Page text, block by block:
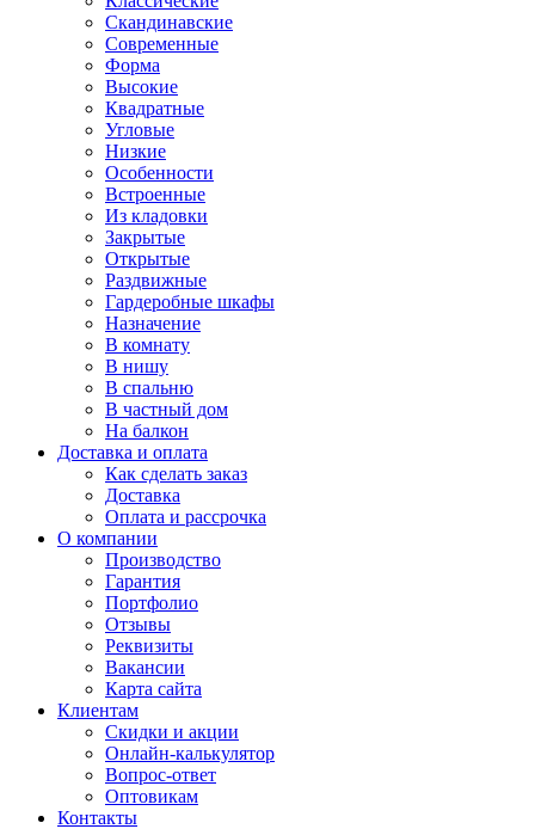
Скандинавские
Современные
Форма
Высокие
Квадратные
Угловые
Низкие
Особенности
Встроенные
Из кладовки
Закрытые
Открытые
Раздвижные
Гардеробные шкафы
Назначение
В комнату
В нишу
В спальню
В частный дом
На балкон
Доставка и оплата
Как сделать заказ
Доставка
Оплата и рассрочка
О компании
Производство
Гарантия
Портфолио
Отзывы
Реквизиты
Вакансии
Карта сайта
Клиентам
Скидки и акции
Онлайн-калькулятор
Вопрос-ответ
Оптовикам
Контакты